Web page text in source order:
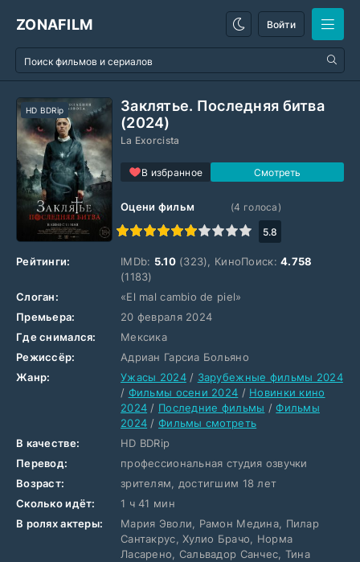
ZONAFILM Войти
Заклятье. Последняя битва
(2024)
La Exorcista
В избранное
HD BDRip
Оцени фильм
1
2 3 4 6 7 8 9 10
(4 голоса)
5.8
Рейтинги: IMDb: 5.10(323), КиноПоиск:4.758
(1183)
Слоган:
«El mal cambio de piel»
Премьера:
20 февраля 2024
Где снимался:
Мексика
Режиссёр:
Адриан Гарсиа Больяно
Жанр:
Ужасы 2024/ Зарубежные фильмы 2024
/ Фильмы осени 2024 / Новинки кино
2024 / Последние фильмы /Фильмы
2024 / Фильмы смотреть
В качестве:
HD BDRip
Перевод:
профессиональная студия озвучки
Возраст:
зрителям, достигшим 18 лет
Сколько идёт:
1 ч 41 мин
В ролях актеры:
Мария Эволи, Рамон Медина, Пилар
Сантакрус, Хулио Брачо, Норма
Ласарено, Сальвадор Санчес, Тина